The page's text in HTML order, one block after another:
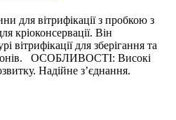
для вітрифікації з пробкою з
кріоконсервації. Він
вітрифікації для зберігання та
ОСОБЛИВОСТІ: Високі
Надійне з’єднання.